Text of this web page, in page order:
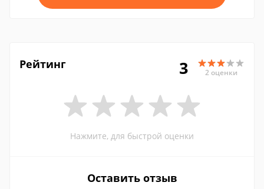
Рейтинг 3 2 оценки
Нажмите, для быстрой оценки
Оставить отзыв